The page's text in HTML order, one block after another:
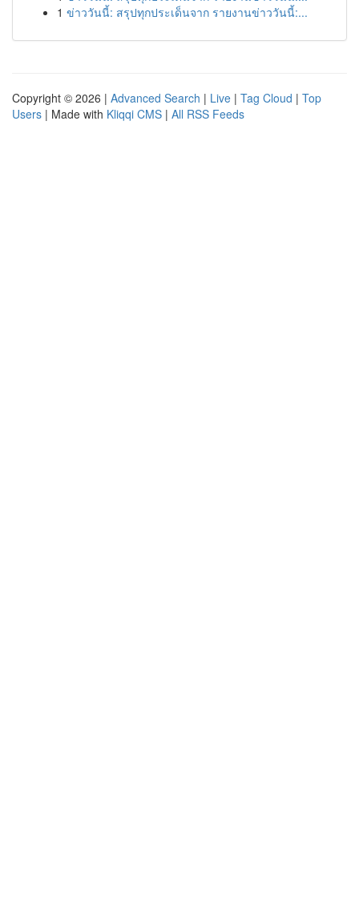
1 ข่าววันนี้: สรุปทุกประเด็นจาก รายงานข่าววันนี้:...
Copyright © 2026 | Advanced Search | Live | Tag Cloud | Top
Users | Made with Kliqqi CMS | All RSS Feeds